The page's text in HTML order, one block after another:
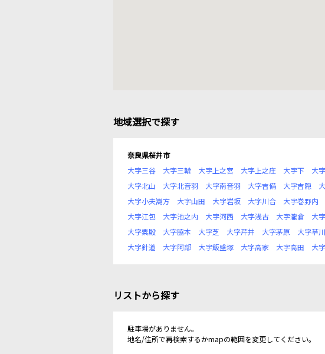
地域選択で探す
奈良県桜井市
大字三谷
大字三輪 大字上之宮 大字上之庄 大字下 大
大字北山
大字北音羽 大字南音羽 大字吉備 大字吉隠
大字小夫嵩方
大字山田 大字岩坂 大字川合 大字巻野内
大字江包
大字池之内 大字河西 大字浅古 大字瀧倉 大
大字粟殿
大字脇本 大字芝 大字芹井 大字茅原 大字草川
大字針道
大字阿部 大字飯盛塚 大字高家 大字高田 大
リストから探す
駐車場がありません。
地名/住所で再検索するかmapの範囲を変更してください。